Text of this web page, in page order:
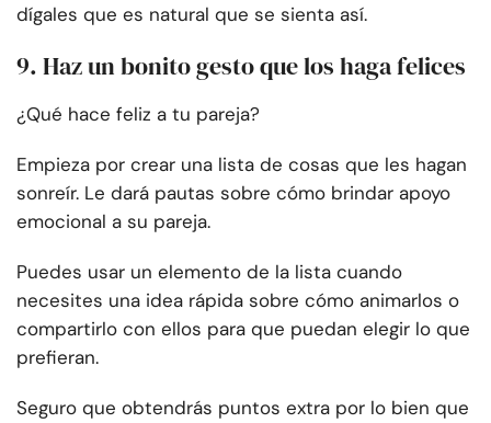
dígales que es natural que se sienta así.
9. Haz un bonito gesto que los haga felices
¿Qué hace feliz a tu pareja?
Empieza por crear una lista de cosas que les hagan
sonreír. Le dará pautas sobre cómo brindar apoyo
emocional a su pareja.
Puedes usar un elemento de la lista cuando
necesites una idea rápida sobre cómo animarlos o
compartirlo con ellos para que puedan elegir lo que
prefieran.
Seguro que obtendrás puntos extra por lo bien que